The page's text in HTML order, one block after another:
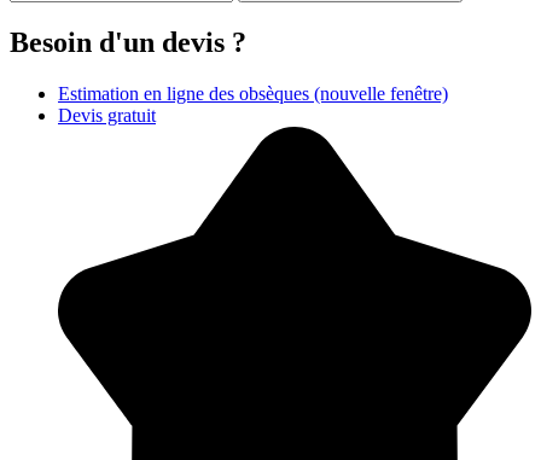
Besoin d'un devis ?
Estimation en ligne des obsèques (nouvelle fenêtre)
Devis gratuit